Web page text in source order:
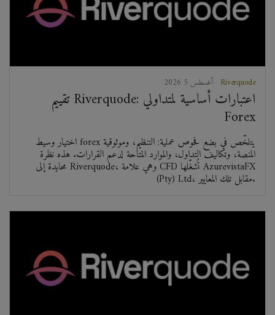
Riverquode
تقييم Riverquode: اعتبارات أساسية لمتداولي
Forex
اختيار وسيط forex يتلخّص في بضع فحوص عملية: التنظيم، وموثوقية
المنصة، وتكاليف التداول، والموارد المتاحة لدعم القرارات. هذه نظرة
محايدة إلى Riverquode، وهي علامة CFD تُشغّلها AzurevistaFX
(Pty) Ltd، مقابل تلك المعايير.